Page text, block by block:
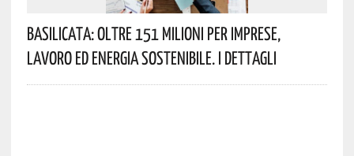
Basilicata: Oltre 151 Milioni Per Imprese,
Lavoro Ed Energia Sostenibile. I Dettagli